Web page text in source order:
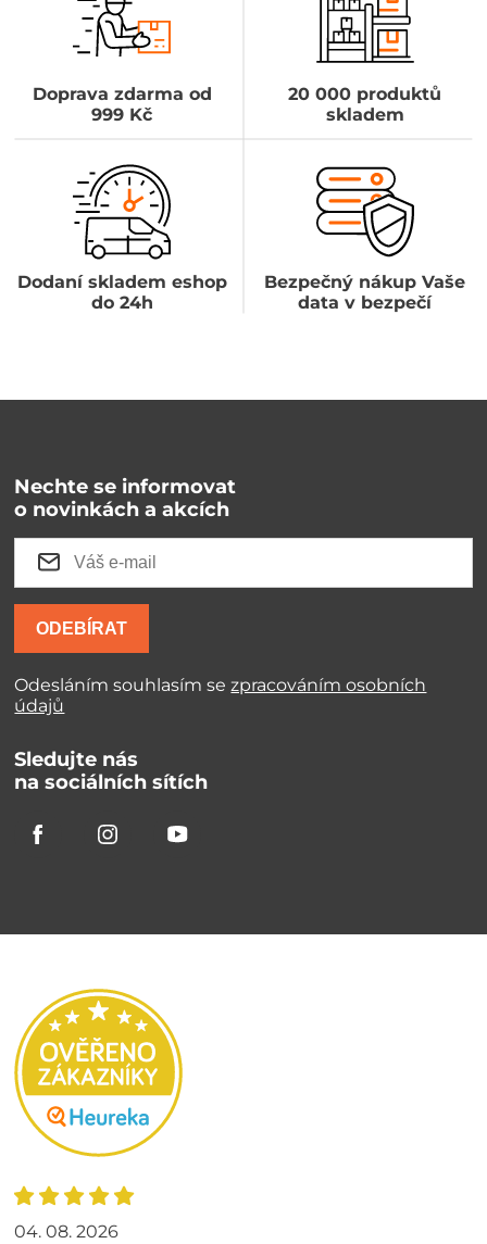
Doprava zdarma od
999 Kč
20 000 produktů
skladem
Dodaní skladem eshop
do 24h
Bezpečný nákup Vaše
data v bezpečí
Nechte se informovat
o novinkách a akcích
ODEBÍRAT
Odesláním souhlasím sezpracováním osobních
údajů
Sledujte nás
na sociálních sítích
04. 08. 2026